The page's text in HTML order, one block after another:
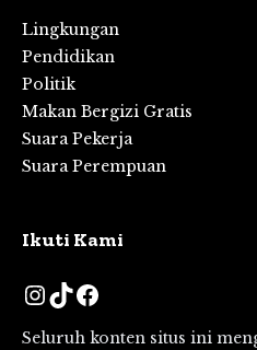
Lingkungan
Pendidikan
Politik
Makan Bergizi Gratis
Suara Pekerja
Suara Perempuan
Ikuti Kami
Instagram
TikTok
Facebook
Seluruh konten situs ini